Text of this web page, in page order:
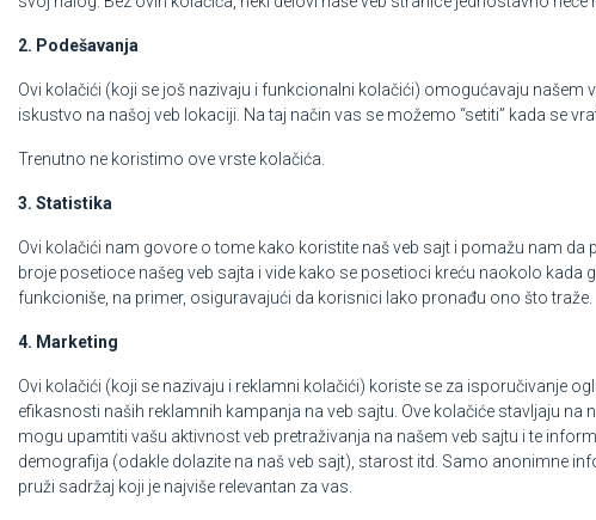
2. Podešavanja
Ovi kolačići (koji se još nazivaju i funkcionalni kolačići) omogućavaju
iskustvo na našoj veb lokaciji. Na taj način vas se možemo “setiti” kada se
Trenutno ne koristimo ove vrste kolačića.
3. Statistika
Ovi kolačići nam govore o tome kako koristite naš veb sajt i pomažu nam
broje posetioce našeg veb sajta i vide kako se posetioci kreću naokolo
funkcioniše, na primer, osiguravajući da korisnici lako pronađu ono što traže.
4. Marketing
Ovi kolačići (koji se nazivaju i reklamni kolačići) koriste se za isporučivanje
efikasnosti naših reklamnih kampanja na veb sajtu. Ove kolačiće stavljaju
mogu upamtiti vašu aktivnost veb pretraživanja na našem veb sajtu i te
demografija (odakle dolazite na naš veb sajt), starost itd. Samo anonimne
pruži sadržaj koji je najviše relevantan za vas.